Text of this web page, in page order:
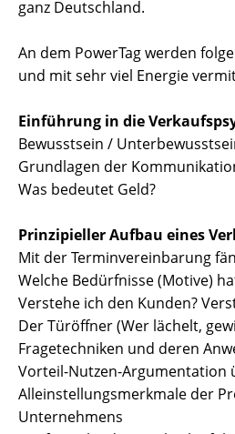
ganz Deutschland.
An dem PowerTag werden
und mit sehr viel Energie
Einführung in die
Bewusstsein /
Grundlagen der
Was bedeutet Geld?
Prinzipieller Aufbau eines
Mit der Terminvereinbarung
Welche Bedürfnisse (Motive)
Verstehe ich den Kunden?
Der Türöffner (Wer lächelt,
Fragetechniken und deren
Vorteil-Nutzen-Argumentation
Alleinstellungsmerkmale der
Unternehmens